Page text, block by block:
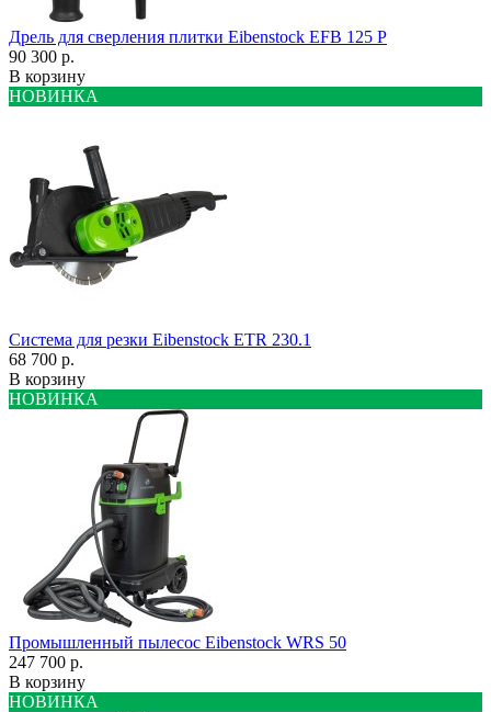
Дрель для сверления плитки Eibenstock EFB 125 P
90 300 р.
В корзину
НОВИНКА
Система для резки Eibenstock ETR 230.1
68 700 р.
В корзину
НОВИНКА
Промышленный пылесос Eibenstock WRS 50
247 700 р.
В корзину
НОВИНКА